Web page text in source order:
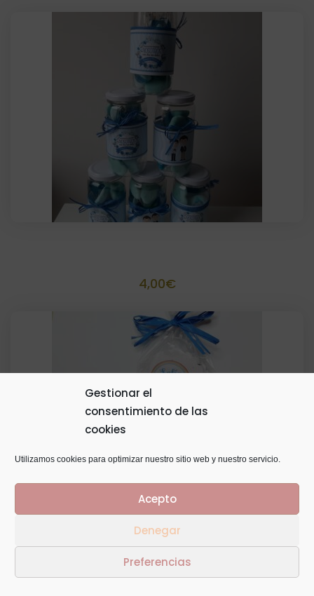
Gestionar el
consentimiento de las
cookies
Utilizamos cookies para optimizar nuestro sitio web y nuestro servicio.
Acepto
Denegar
Preferencias
4,00€
Kit dulce personalizado
4,00€